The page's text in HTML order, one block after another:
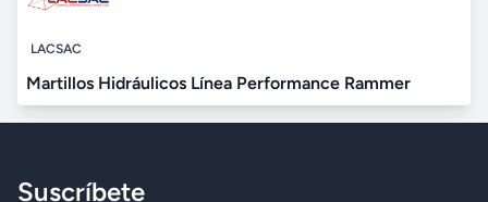
LACSAC
Martillos Hidráulicos Línea Performance Rammer
Suscríbete